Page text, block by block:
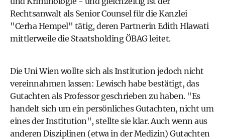
Rechtsanwalt als Senior Counsel für die Kanzlei
"Cerha Hempel" tätig, deren Partnerin Edith Hlawati
mittlerweile die Staatsholding ÖBAG leitet.
Die Uni Wien wollte sich als Institution jedoch nicht
vereinnahmen lassen: Lewisch habe bestätigt, das
Gutachten als Professor geschrieben zu haben. "Es
handelt sich um ein persönliches Gutachten, nicht um
eines der Institution", stellte sie klar. Auch wenn aus
anderen Disziplinen (etwa in der Medizin) Gutachten